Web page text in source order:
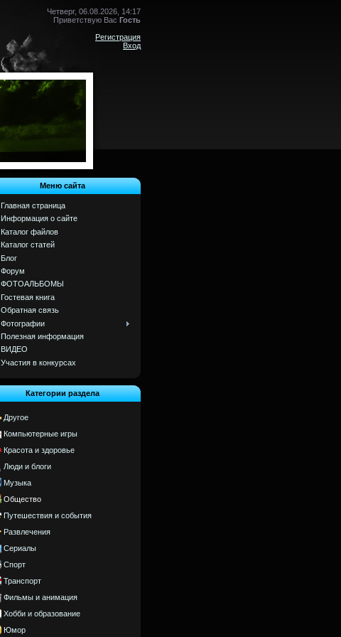
Четверг, 06.08.2026, 14:17
Приветствую Вас Гость
Регистрация
Вход
Меню сайта
Главная страница
Информация о сайте
Каталог файлов
Каталог статей
Блог
Форум
ФОТОАЛЬБОМЫ
Гостевая книга
Обратная связь
Фотографии
Полезная информация
ВИДЕО
Участия в конкурсах
Категории раздела
Другое
Компьютерные игры
Красота и здоровье
Люди и блоги
Музыка
Общество
Путешествия и события
Развлечения
Сериалы
Спорт
Транспорт
Фильмы и анимация
Хобби и образование
Юмор